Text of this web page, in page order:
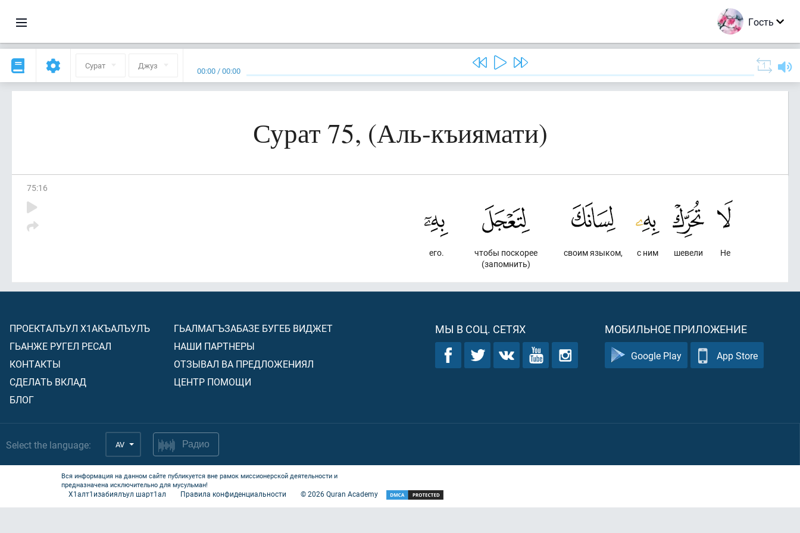
Гость
Сурат Джуз 00:00 /00:00
Сурат 75, (Аль-къиямати)
75:16
Не
шевели
с ним
своим языком,
чтобы поскорее
(запомнить)
его.
ПРОЕКТАЛЪУЛ Х1АКЪАЛЪУЛЪ
ГЬАНЖЕ РУГЕЛ РЕСАЛ
КОНТАКТЫ
СДЕЛАТЬ ВКЛАД
БЛОГ
ГЬАЛМАГЪЗАБАЗЕ БУГЕБ ВИДЖЕТ
НАШИ ПАРТНЕРЫ
ОТЗЫВАЛ ВА ПРЕДЛОЖЕНИЯЛ
ЦЕНТР ПОМОЩИ
МЫ В СОЦ. СЕТЯХ МОБИЛЬНОЕ ПРИЛОЖЕНИЕ
Google Play App Store
Select the language: AV Радио
Вся информация на данном сайте публикуется вне рамок миссионерской деятельности и
предназначена исключительно для мусульман!
Х1алт1изабиялъул шарт1ал Правила конфиденциальности ©2026Quran Academy